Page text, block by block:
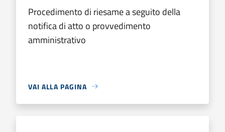
Procedimento di riesame a seguito della
notifica di atto o provvedimento
amministrativo
VAI ALLA PAGINA